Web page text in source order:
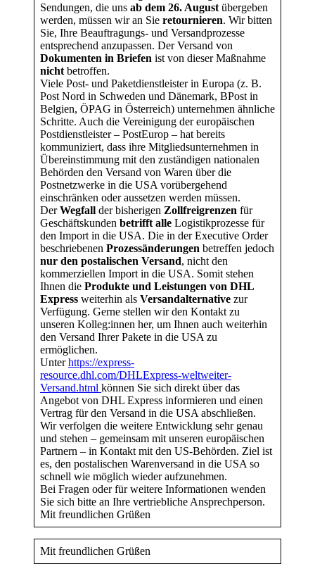
Sendungen, die uns ab dem 26. August übergeben
werden, müssen wir an Sie retournieren. Wir bitten
Sie, Ihre Beauftragungs- und Versandprozesse
entsprechend anzupassen. Der Versand von
Dokumenten in Briefen ist von dieser Maßnahme
nicht betroffen.
Viele Post- und Paketdienstleister in Europa (z. B.
Post Nord in Schweden und Dänemark, BPost in
Belgien, ÖPAG in Österreich) unternehmen ähnliche
Schritte. Auch die Vereinigung der europäischen
Postdienstleister – PostEurop – hat bereits
kommuniziert, dass ihre Mitgliedsunternehmen in
Übereinstimmung mit den zuständigen nationalen
Behörden den Versand von Waren über die
Postnetzwerke in die USA vorübergehend
einschränken oder aussetzen werden müssen.
DerWegfall der bisherigen Zollfreigrenzen für
Geschäftskunden betrifft alle Logistikprozesse für
den Import in die USA. Die in der Executive Order
beschriebenen Prozessänderungen betreffen jedoch
nur den postalischen Versand, nicht den
kommerziellen Import in die USA. Somit stehen
Ihnen die Produkte und Leistungen von DHL
Express weiterhin als Versandalternative zur
Verfügung. Gerne stellen wir den Kontakt zu
unseren Kolleg:innen her, um Ihnen auch weiterhin
den Versand Ihrer Pakete in die USA zu
ermöglichen.
Unterhttps://express-
resource.dhl.com/DHLExpress-weltweiter-
Versand.html können Sie sich direkt über das
Angebot von DHL Express informieren und einen
Vertrag für den Versand in die USA abschließen.
Wir verfolgen die weitere Entwicklung sehr genau
und stehen – gemeinsam mit unseren europäischen
Partnern – in Kontakt mit den US-Behörden. Ziel ist
es, den postalischen Warenversand in die USA so
schnell wie möglich wieder aufzunehmen.
Bei Fragen oder für weitere Informationen wenden
Sie sich bitte an Ihre vertriebliche Ansprechperson.
Mit freundlichen Grüßen
Mit freundlichen Grüßen